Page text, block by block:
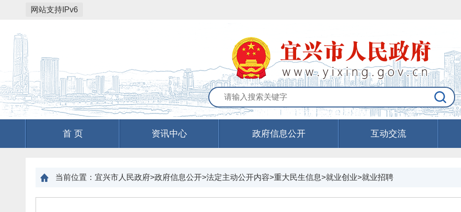
网站支持IPv6
首 页 资讯中心 政府信息公开 互动交流
当前位置： 宜兴市人民政府>政府信息公开>法定主动公开内容>重大民生信息>就业创业>就业招聘